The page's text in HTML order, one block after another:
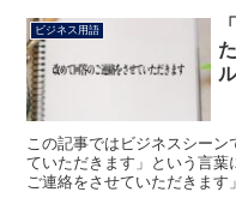
ビジネス用語
この記事ではビジネスシー
ていただきます」という言
ご連絡をさせていただきま